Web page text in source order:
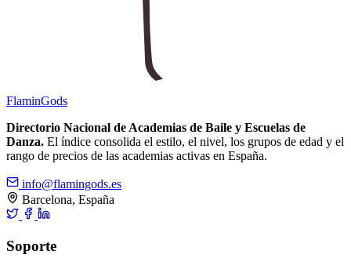
FlaminGods
Directorio Nacional de Academias de Baile y Escuelas de
Danza. El índice consolida el estilo, el nivel, los grupos de edad y el
rango de precios de las academias activas en España.
info@flamingods.es
Barcelona, España
Soporte